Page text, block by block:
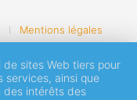
Mentions légales
sites Web tiers pour
services, ainsi que
des intérêts des